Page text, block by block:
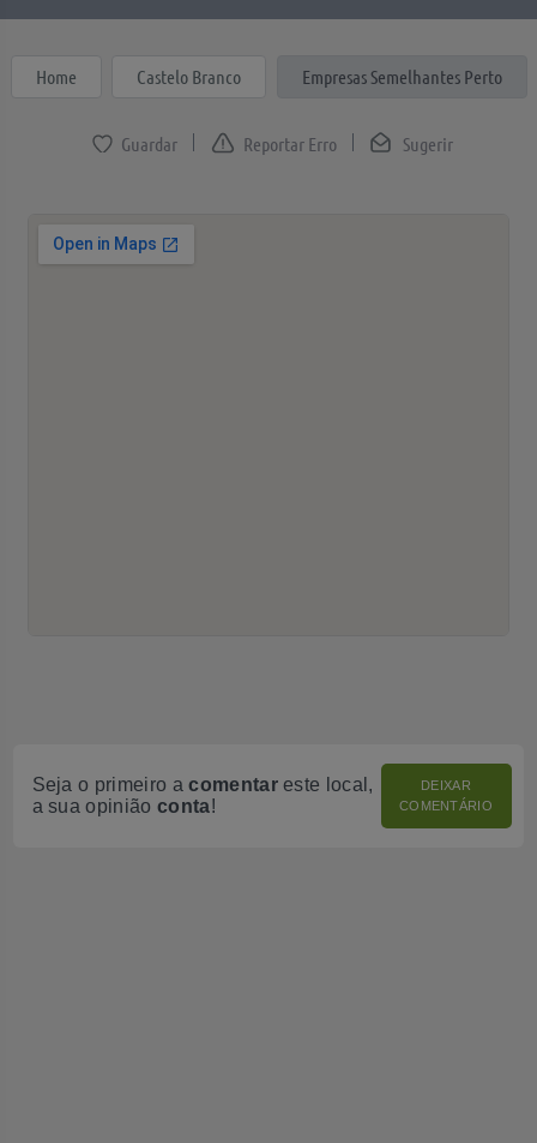
Home Castelo Branco Empresas Semelhantes Perto
Sugerir
Reportar Erro
Seja o primeiro acomentareste local,
a sua opinião conta!
DEIXAR
COMENTÁRIO